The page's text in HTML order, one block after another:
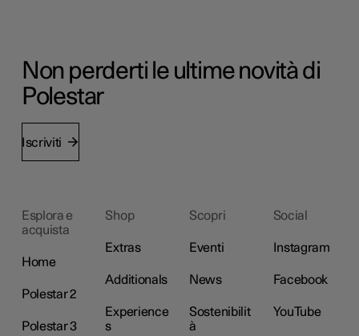
Non perderti le ultime novità di
Polestar
Iscriviti
Esplora e
acquista
Home
Polestar 2
Polestar 3
Shop
Extras
Additionals
Experience
s
Scopri
Eventi
News
Sostenibilit
à
Social
Instagram
Facebook
YouTube